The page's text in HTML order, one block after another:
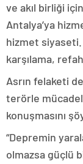
ve akıl birliği
Antalya’ya
hizmet siyaseti.
karşılama,
Asrın felaketi
terörle
konuşmasını
“Depremin
olmazsa güçlü